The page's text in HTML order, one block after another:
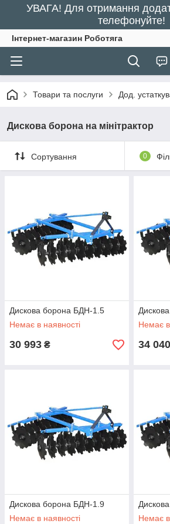
УВАГА! Для отримання
телефонуйте!
Інтернет-магазин Роботяга
Товари та послуги Дод.
Дискова борона на мінітрактор
Сортування 0
Дискова борона БДН-1.5
Немає в наявності
30 993 ₴
Немає в
34 040
Дискова борона БДН-1.9
Немає в наявності
Немає в